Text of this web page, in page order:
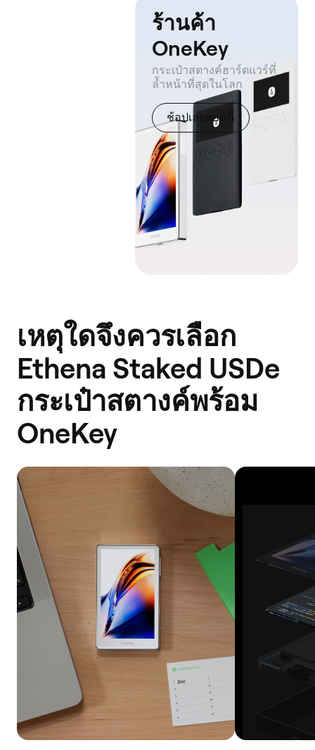
Manta
Pacific
Blast
Optimism
Solana
ร้านค้า
OneKey
กระเป๋าสตางค์ฮาร์ดแวร์ที่
ล้ำหน้าที่สุดในโลก
ช้อปเลยตอนนี้
เหตุใดจึงควรเลือก
Ethena Staked USDe
กระเป๋าสตางค์พร้อม
OneKey